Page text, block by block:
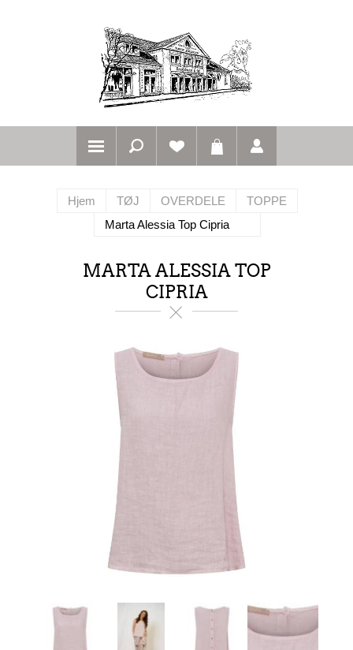
Hjem TØJ OVERDELE
TOPPE
Marta Alessia Top Cipria
MARTA ALESSIA TOP
CIPRIA